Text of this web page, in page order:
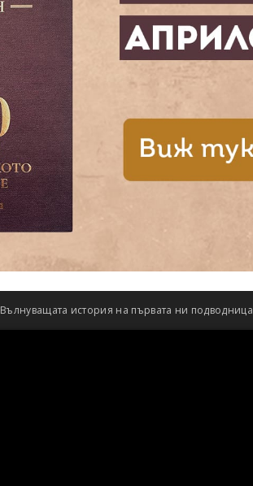
Вълнуващата история на първата ни подводница